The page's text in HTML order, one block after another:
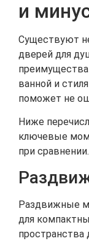
и
Существуют
дверей для
ванной и
поможет не
Ниже
ключевые
при сравнении.
Раздвижные
для
пространства